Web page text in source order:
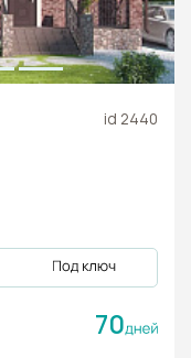
id 2440
70